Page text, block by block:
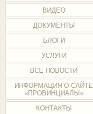
ВИДЕО
ДОКУМЕНТЫ
БЛОГИ
УСЛУГИ
ВСЕ НОВОСТИ
ИНФОРМАЦИЯ О САЙТЕ
«ПРОВИНЦИАЛЫ»
КОНТАКТЫ